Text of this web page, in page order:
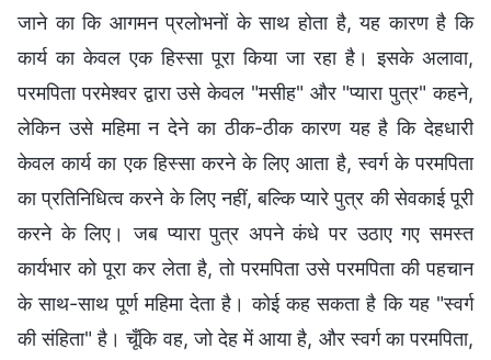
जाने का कि आगमन प्रलोभनों के साथ होता है, यह कारण है कि
कार्य का केवल एक हिस्सा पूरा किया जा रहा है। इसके अलावा,
परमपिता परमेश्वर द्वारा उसे केवल "मसीह" और "प्यारा पुत्र" कहने,
लेकिन उसे महिमा न देने का ठीक-ठीक कारण यह है कि देहधारी
केवल कार्य का एक हिस्सा करने के लिए आता है, स्वर्ग के परमपिता
का प्रतिनिधित्व करने के लिए नहीं, बल्कि प्यारे पुत्र की सेवकाई पूरी
करने के लिए। जब प्यारा पुत्र अपने कंधे पर उठाए गए समस्त
कार्यभार को पूरा कर लेता है, तो परमपिता उसे परमपिता की पहचान
के साथ-साथ पूर्ण महिमा देता है। कोई कह सकता है कि यह "स्वर्ग
की संहिता" है। चूँकि वह, जो देह में आया है, और स्वर्ग का परमपिता,